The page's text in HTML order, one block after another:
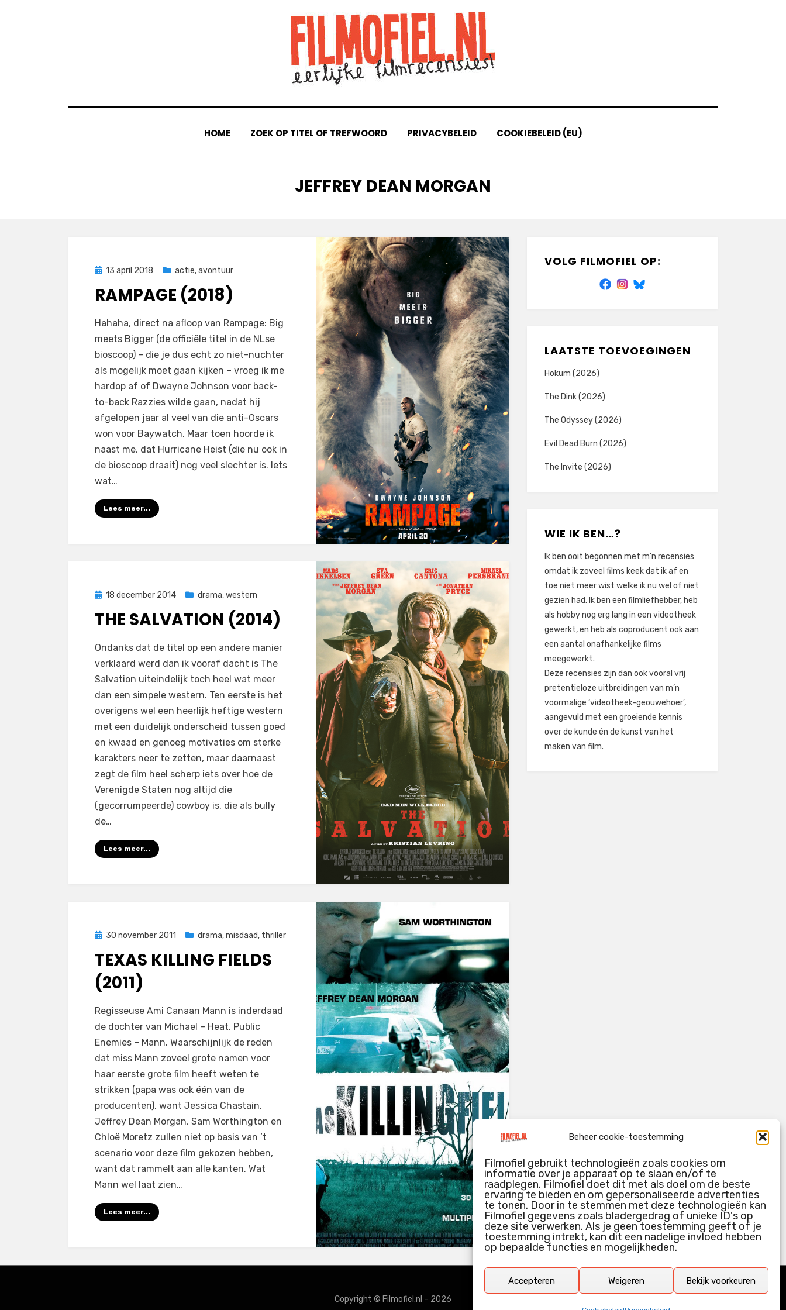
Beheer cookie-toestemming
Filmofiel gebruikt technologieën zoals cookies om
informatie over je apparaat op te slaan en/of te
raadplegen. Filmofiel doet dit met als doel om de beste
ervaring te bieden en om gepersonaliseerde advertenties
te tonen. Door in te stemmen met deze technologieën kan
Filmofiel gegevens zoals bladergedrag of unieke ID's op
deze site verwerken. Als je geen toestemming geeft of je
toestemming intrekt, kan dit een nadelige invloed hebben
op bepaalde functies en mogelijkheden.
Accepteren Weigeren Bekijk voorkeuren
HOME ZOEK OP TITEL OF TREFWOORD PRIVACYBELEID COOKIEBELEID (EU)
TAG
:
JEFFREY DEAN MORGAN
Geplaatst
13 april 2018 actie,avontuur
RAMPAGE (2018)
doorFilmofiel.nl
Laat een reactie achterop
Rampage
Hahaha, direct na afloop van Rampage: Big
meets Bigger (de officiële titel in de NLse
bioscoop) – die je dus echt zo niet-nuchter
als mogelijk moet gaan kijken – vroeg ik me
hardop af of Dwayne Johnson voor back-
to-back Razzies wilde gaan, nadat hij
afgelopen jaar al veel van die anti-Oscars
won voor Baywatch. Maar toen hoorde ik
naast me, dat Hurricane Heist (die nu ook in
de bioscoop draait) nog veel slechter is. Iets
wat…
Lees meer...
Geplaatst
18 december 2014 drama,western
THE SALVATION (2014)
doorFilmofiel.nl
Laat een reactie achter op
Ondanks dat de titel op een andere manier
verklaard werd dan ik vooraf dacht is The
Salvation uiteindelijk toch heel wat meer
dan een simpele western. Ten eerste is het
overigens wel een heerlijk heftige western
met een duidelijk onderscheid tussen goed
en kwaad en genoeg motivaties om sterke
karakters neer te zetten, maar daarnaast
zegt de film heel scherp iets over hoe de
Verenigde Staten nog altijd die
(gecorrumpeerde) cowboy is, die als bully
de…
Lees meer...
Geplaatst
30 november 2011 drama,misdaad, thriller
TEXAS KILLING FIELDS
(2011)
doorFilmofiel.nl
Laat een reactie achterop
Texas
Fields
(2011)
Regisseuse Ami Canaan Mann is inderdaad
de dochter van Michael – Heat, Public
Enemies – Mann. Waarschijnlijk de reden
dat miss Mann zoveel grote namen voor
haar eerste grote film heeft weten te
strikken (papa was ook één van de
producenten), want Jessica Chastain,
Jeffrey Dean Morgan, Sam Worthington en
Chloë Moretz zullen niet op basis van ’t
scenario voor deze film gekozen hebben,
want dat rammelt aan alle kanten. Wat
Mann wel laat zien…
Lees meer...
VOLG FILMOFIEL OP:
LAATSTE TOEVOEGINGEN
Hokum (2026)
The Dink (2026)
The Odyssey (2026)
Evil Dead Burn (2026)
The Invite (2026)
WIE IK BEN…?
Ik ben ooit begonnen met m’n recensies
omdat ik zoveel films keek dat ik af en
toe niet meer wist welke ik nu wel of niet
gezien had. Ik ben een filmliefhebber, heb
als hobby nog erg lang in een videotheek
gewerkt, en heb als coproducent ook aan
een aantal onafhankelijke films
meegewerkt.
Deze recensies zijn dan ook vooral vrij
pretentieloze uitbreidingen van m’n
voormalige ‘videotheek-geouwehoer’,
aangevuld met een groeiende kennis
over de kunde én de kunst van het
maken van film.
Copyright © Filmofiel.nl – 2026